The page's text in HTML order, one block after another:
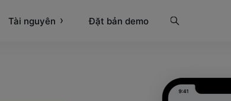
Tài nguyên Đặt bản demo
Tìm kiếm